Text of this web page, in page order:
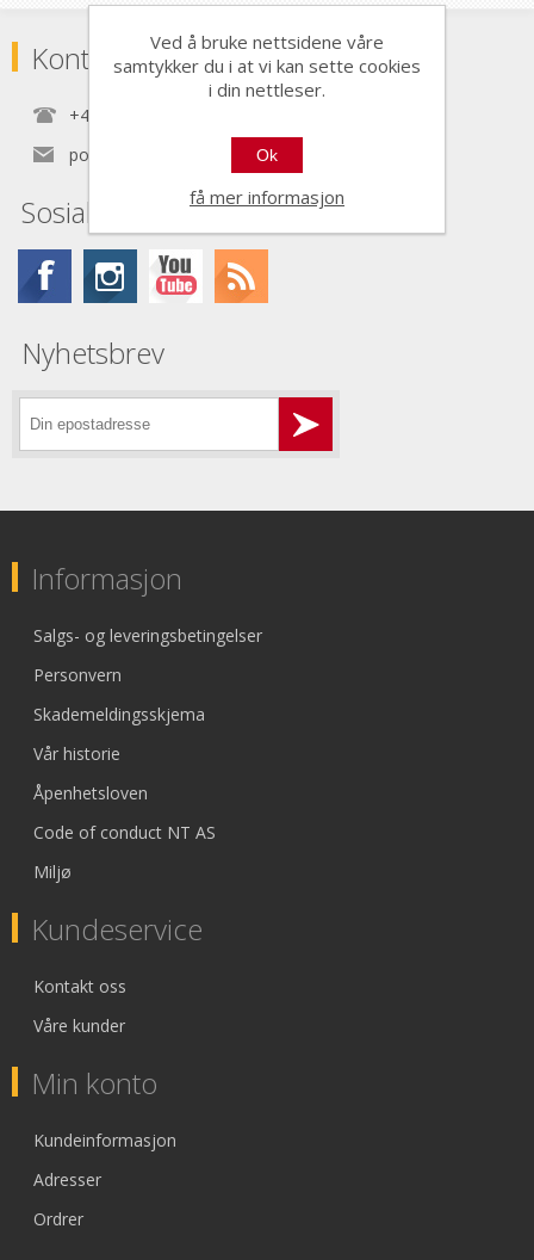
Kontaktinformasjon
+47 22 30 40 70
post@nordictools.no
Sosiale medier
Nyhetsbrev
Informasjon
Salgs- og leveringsbetingelser
Personvern
Skademeldingsskjema
Vår historie
Åpenhetsloven
Code of conduct NT AS
Miljø
Kundeservice
Kontakt oss
Våre kunder
Min konto
Kundeinformasjon
Adresser
Ordrer
Ved å bruke nettsidene våre
samtykker du i at vi kan sette cookies
i din nettleser.
Ok
få mer informasjon